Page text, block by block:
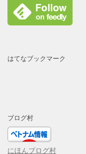
はてなブックマーク
ブログ村
にほんブログ村